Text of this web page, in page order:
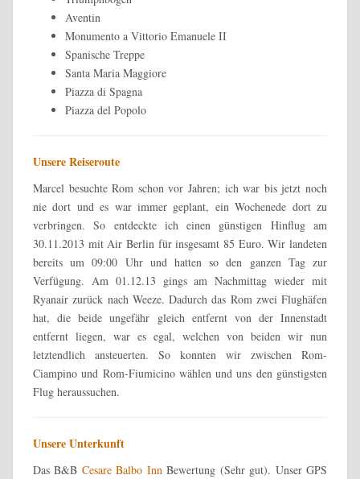
Aventin
Monumento a Vittorio Emanuele II
Spanische Treppe
Santa Maria Maggiore
Piazza di Spagna
Piazza del Popolo
Unsere Reiseroute
Marcel besuchte Rom schon vor Jahren; ich war bis jetzt noch
nie dort und es war immer geplant, ein Wochenede dort zu
verbringen. So entdeckte ich einen günstigen Hinflug am
30.11.2013 mit Air Berlin für insgesamt 85 Euro. Wir landeten
bereits um 09:00 Uhr und hatten so den ganzen Tag zur
Verfügung. Am 01.12.13 gings am Nachmittag wieder mit
Ryanair zurück nach Weeze. Dadurch das Rom zwei Flughäfen
hat, die beide ungefähr gleich entfernt von der Innenstadt
entfernt liegen, war es egal, welchen von beiden wir nun
letztendlich ansteuerten. So konnten wir zwischen Rom-
Ciampino und Rom-Fiumicino wählen und uns den günstigsten
Flug heraussuchen.
Unsere Unterkunft
Das B&B Cesare Balbo InnBewertung (Sehr gut). Unser GPS